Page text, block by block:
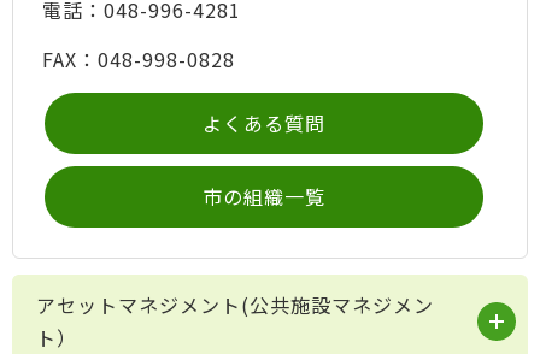
電話：048-996-4281
FAX：048-998-0828
よくある質問
市の組織一覧
アセットマネジメント(公共施設マネジメン
ト）